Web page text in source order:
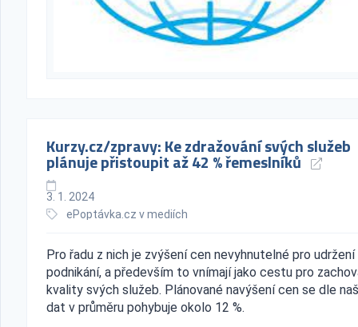
Kurzy.cz/zpravy: Ke zdražování svých služeb
plánuje přistoupit až 42 % řemeslníků
3. 1. 2024
ePoptávka.cz v mediích
Pro řadu z nich je zvýšení cen nevyhnutelné pro udržení
podnikání, a především to vnímají jako cestu pro
kvality svých služeb. Plánované navýšení cen se dle
dat v průměru pohybuje okolo 12 %.